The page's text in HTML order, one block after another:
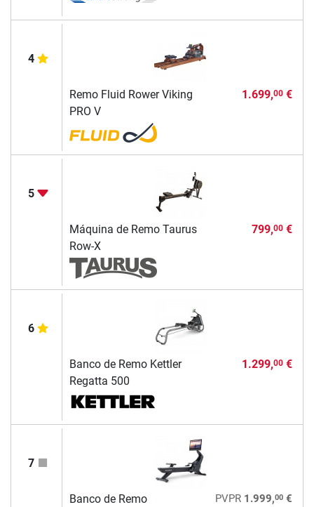
4
Remo Fluid Rower Viking
PRO V
1.699,00€
5
Máquina de Remo Taurus
Row-X
799,00€
6
Banco de Remo Kettler
Regatta 500
1.299,00€
7
Banco de Remo
PVPR 1.999,00€